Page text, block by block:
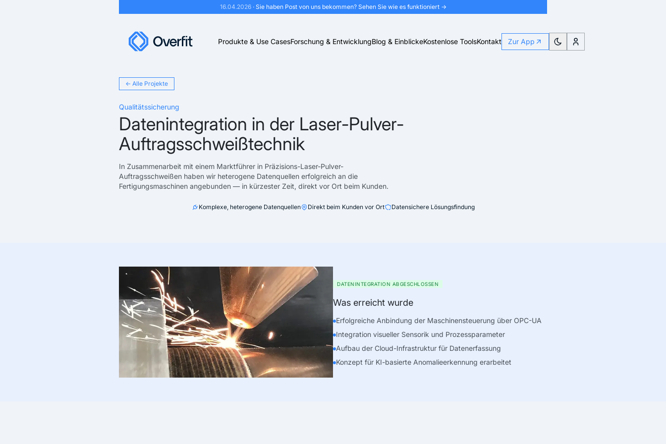
16.04.2026· Sie haben Post von uns bekommen? Sehen Sie wie es funktioniert →
Produkte & Use CasesForschung & EntwicklungBlog & EinblickeKostenlose ToolsKontakt Zur App
← Alle Projekte
Qualitätssicherung
Datenintegration in der Laser-Pulver-
Auftragsschweißtechnik
In Zusammenarbeit mit einem Marktführer in Präzisions-Laser-Pulver-
Auftragsschweißen haben wir heterogene Datenquellen erfolgreich an die
Fertigungsmaschinen angebunden — in kürzester Zeit, direkt vor Ort beim Kunden.
Komplexe, heterogene Datenquellen Direkt beim Kunden vor Ort Datensichere Lösungsfindung
DATENINTEGRATION ABGESCHLOSSEN
Was erreicht wurde
Erfolgreiche Anbindung der Maschinensteuerung über OPC-UA
Integration visueller Sensorik und Prozessparameter
Aufbau der Cloud-Infrastruktur für Datenerfassung
Konzept für KI-basierte Anomalieerkennung erarbeitet